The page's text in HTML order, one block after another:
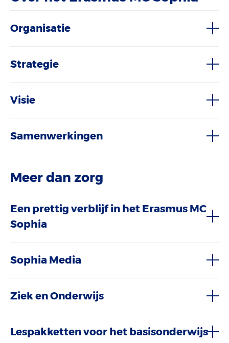
Organisatie
Strategie
Visie
Samenwerkingen
Meer dan zorg
Een prettig verblijf in het Erasmus MC
Sophia
Sophia Media
Ziek en Onderwijs
Lespakketten voor het basisonderwijs